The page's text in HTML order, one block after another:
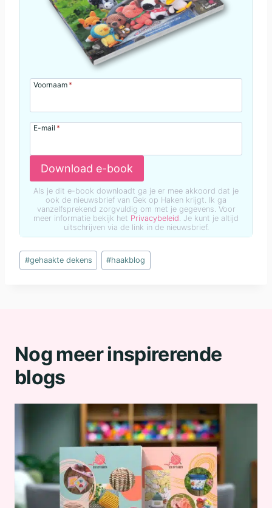
Voornaam*
E-mail *
Download e-book
Als je dit e-book downloadt ga je er mee akkoord dat je
ook de nieuwsbrief van Gek op Haken krijgt. Ik ga
vanzelfsprekend zorgvuldig om met je gegevens. Voor
meer informatie bekijk het Privacybeleid . Je kunt je altijd
uitschrijven via de link in de nieuwsbrief.
Bericht
tags:
#gehaakte dekens #haakblog
Nog meer inspirerende
blogs